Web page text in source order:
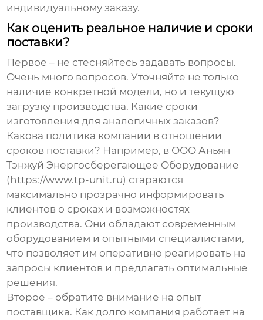
индивидуальному заказу.
Как оценить реальное наличие и сроки
поставки?
Первое – не стесняйтесь задавать вопросы.
Очень много вопросов. Уточняйте не только
наличие конкретной модели, но и текущую
загрузку производства. Какие сроки
изготовления для аналогичных заказов?
Какова политика компании в отношении
сроков поставки? Например, в ООО Аньян
Тэнжуй Энергосберегающее Оборудование
(https://www.tp-unit.ru) стараются
максимально прозрачно информировать
клиентов о сроках и возможностях
производства. Они обладают современным
оборудованием и опытными специалистами,
что позволяет им оперативно реагировать на
запросы клиентов и предлагать оптимальные
решения.
Второе – обратите внимание на опыт
поставщика. Как долго компания работает на